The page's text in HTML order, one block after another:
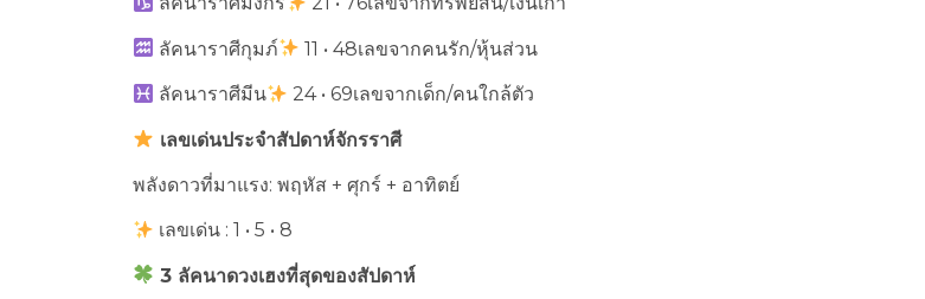
ลัคนาราศีกุมภ์ 11 • 48เลขจากคนรัก/หุ้นส่วน
ลัคนาราศีมีน 24 • 69เลขจากเด็ก/คนใกล้ตัว
เลขเด่นประจำสัปดาห์จักรราศี
พลังดาวที่มาแรง: พฤหัส + ศุกร์ + อาทิตย์
เลขเด่น : 1 • 5 • 8
3 ลัคนาดวงเฮงที่สุดของสัปดาห์